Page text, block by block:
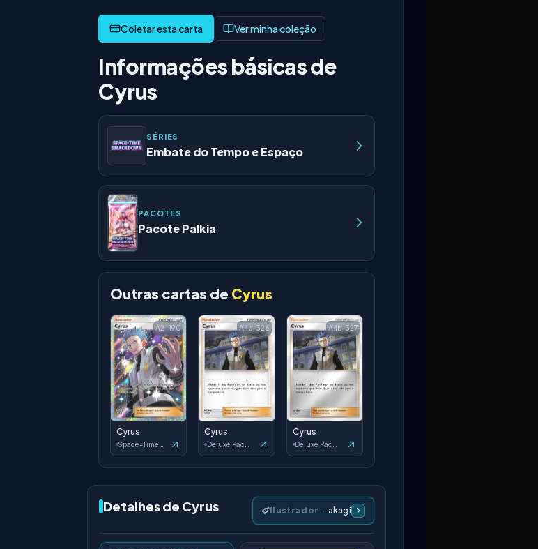
Ver minha coleção
Informações básicas de
Cyrus
SÉRIES
Embate do Tempo e Espaço
PACOTES
Pacote Palkia
Outras cartas de Cyrus
A2-190
Cyrus
A4b-326
Cyrus
A4b-327
Cyrus
Detalhes de Cyrus Ilustrador · akagi